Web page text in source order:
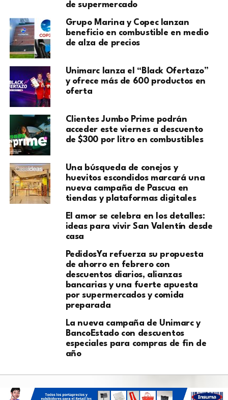
de supermercado
Grupo Marina y Copec lanzan
beneficio en combustible en medio
de alza de precios
Unimarc lanza el “Black Ofertazo”
y ofrece más de 600 productos en
oferta
Clientes Jumbo Prime podrán
acceder este viernes a descuento
de $300 por litro en combustibles
Una búsqueda de conejos y
huevitos escondidos marcará una
nueva campaña de Pascua en
tiendas y plataformas digitales
El amor se celebra en los detalles:
ideas para vivir San Valentín desde
casa
PedidosYa refuerza su propuesta
de ahorro en febrero con
descuentos diarios, alianzas
bancarias y una fuerte apuesta
por supermercados y comida
preparada
La nueva campaña de Unimarc y
BancoEstado con descuentos
especiales para compras de fin de
año